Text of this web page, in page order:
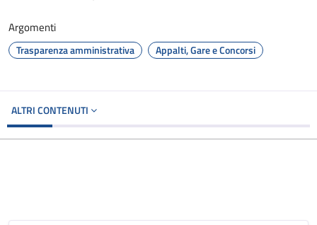
Argomenti
Trasparenza amministrativa Appalti, Gare e Concorsi
ALTRI CONTENUTI